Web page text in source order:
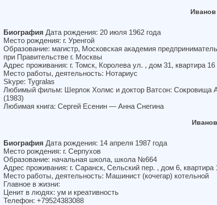
Биография Дата рождения: 20 июля 1962 года
Место рождения: г. Уренгой
Образование: магистр, Московская академия
при Правительстве г. Москвы
Адрес проживания: г. Томск, Королева ул. , дом 31, квартира 16
Место работы, деятельность: Нотариус
Skype: Tygralas
Любимый фильм: Шерлок Холмс и доктор Ватсон: Сокровища
(1983)
Любимая книга: Сергей Есенин — Анна Снегина
Биография Дата рождения: 14 апреля 1987 года
Место рождения: г. Серпухов
Образование: начальная школа, школа №664
Адрес проживания: г. Саранск, Сельский пер. , дом 6, квартира
Место работы, деятельность: Машинист (кочегар) котельной
Главное в жизни:
Ценит в людях: ум и креативность
Телефон: +79524383088